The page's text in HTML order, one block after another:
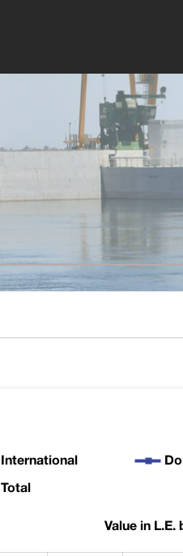
International
Total
Value in L.E.